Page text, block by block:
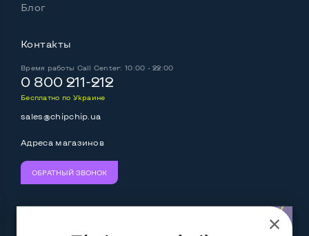
Блог
Контакты
Время работы Call Center: 10:00 - 22:00
0 800 211-212
Бесплатно по Украине
sales@chipchip.ua
Адреса магазинов
ОБРАТНЫЙ ЗВОНОК
Следите за нами: